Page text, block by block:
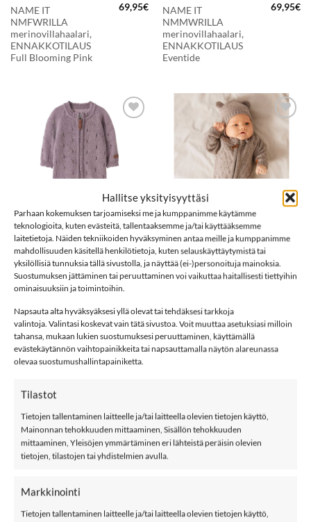
Hallitse yksityisyyttäsi
Parhaan kokemuksen tarjoamiseksi me ja kumppanimme käytämme
teknologioita, kuten evästeitä, tallentaaksemme ja/tai käyttääksemme
laitetietoja. Näiden tekniikoiden hyväksyminen antaa meille ja kumppanimme
mahdollisuuden käsitellä henkilötietoja, kuten selauskäyttäytymistä tai
yksilöllisiä tunnuksia tällä sivustolla, ja näyttää (ei-)personoituja mainoksia.
Suostumuksen jättäminen tai peruuttaminen voi vaikuttaa haitallisesti tiettyihin
ominaisuuksiin ja toimintoihin.
Napsauta alta hyväksyäksesi yllä olevat tai tehdäksesi tarkkoja
valintoja. Valintasi koskevat vain tätä sivustoa. Voit muuttaa asetuksiasi milloin
tahansa, mukaan lukien suostumuksesi peruuttaminen, käyttämällä
evästekäytännön vaihtopainikkeita tai napsauttamalla näytön alareunassa
olevaa suostumushallintapainiketta.
Tilastot
Tietojen tallentaminen laitteelle ja/tai laitteella olevien tietojen käyttö,
Mainonnan tehokkuuden mittaaminen, Sisällön tehokkuuden
mittaaminen, Yleisöjen ymmärtäminen eri lähteistä peräisin olevien
tietojen, tilastojen tai yhdistelmien avulla.
Markkinointi
Tietojen tallentaminen laitteelle ja/tai laitteella olevien tietojen käyttö,
NAME IT
NMFWRILLA
merinovillahaalari,
ENNAKKOTILAUS
Full Blooming Pink
69,95€
NAME IT
NMMWRILLA
merinovillahaalari,
ENNAKKOTILAUS
Eventide
69,95€
LISÄÄ
SUOSIKKEIHIN
NAME IT NBFWRILLA
merinovillahaalari,
ENNAKKOTILAUS
49,99€
LISÄÄ
SUOSIKKEIHIN
NAME IT NBNWRUNI
merinovillahaalari,
49,99
LISÄÄ
NAME IT
NBMWRILLA
merinovillahaalari,